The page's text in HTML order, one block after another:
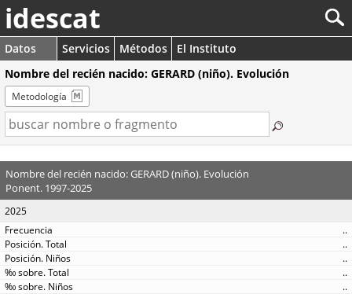
idescat
Datos Servicios Métodos
El Instituto
Nombre del recién nacido: GERARD (niño). Evolución
Metodología
Nombre del recién nacido: GERARD (niño). Evolución
Ponent. 1997-2025
2025
..
..
..
..
..